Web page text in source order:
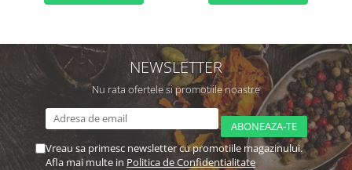
NEWSLETTER
Nu rata ofertele si promotiile noastre
Vreau sa primesc newsletter cu promotiile magazinului.
Afla mai multe in Politica de Confidentialitate